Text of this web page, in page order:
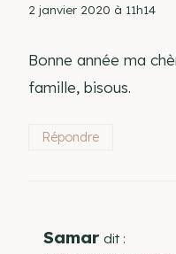
2 janvier 2020 à 11h14
Bonne année ma
famille, bisous.
Répondre
Samar dit :